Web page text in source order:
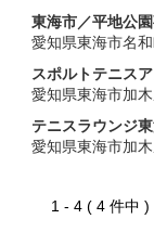
東海市／平地公
愛知県東海市名
スポルトテニス
愛知県東海市加
テニスラウンジ
愛知県東海市加
1 - 4 ( 4 件